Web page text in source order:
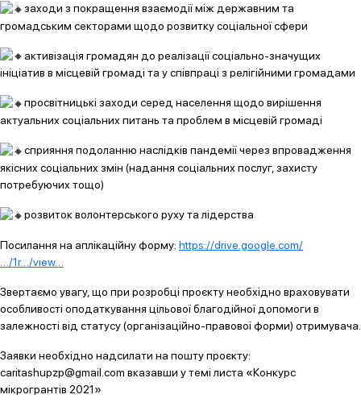
заходи з покращення взаємодії між державним та
громадським секторами щодо розвитку соціальної сфери
активізація громадян до реалізації соціально-значущих
ініціатив в місцевій громаді та у співпраці з релігійними громадами
просвітницькі заходи серед населення щодо вирішення
актуальних соціальних питань та проблем в місцевій громаді
сприяння подоланню наслідків пандемії через впровадження
якісних соціальних змін (надання соціальних послуг, захисту
потребуючих тощо)
розвиток волонтерського руху та лідерства
Посилання на аплікаційну форму: https://drive.google.com/
…/1r…/view…
Звертаємо увагу, що при розробці проєкту необхідно враховувати
особливості оподаткування цільової благодійної допомоги в
залежності від статусу (організаційно-правової форми) отримувача.
Заявки необхідно надсилати на пошту проєкту:
caritashupzp@gmail.com вказавши у темі листа «Конкурс
мікрогрантів 2021»